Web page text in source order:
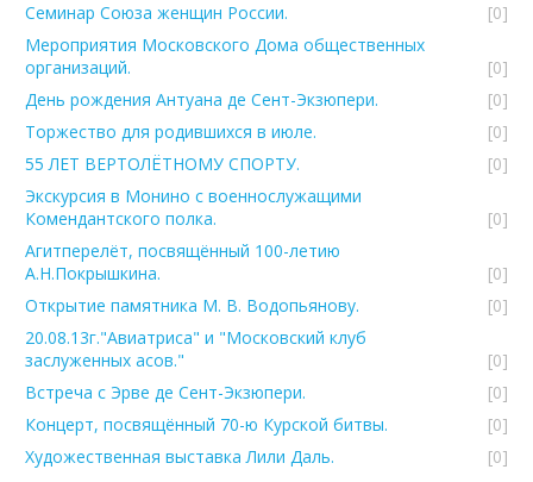
Семинар Союза женщин России.
[0]
Мероприятия Московского Дома общественных
организаций.
[0]
День рождения Антуана де Сент-Экзюпери.
[0]
Торжество для родившихся в июле.
[0]
55 ЛЕТ ВЕРТОЛЁТНОМУ СПОРТУ.
[0]
Экскурсия в Монино с военнослужащими
Комендантского полка.
[0]
Агитперелёт, посвящённый 100-летию
А.Н.Покрышкина.
[0]
Открытие памятника М. В. Водопьянову.
[0]
20.08.13г."Авиатриса" и "Московский клуб
заслуженных асов."
[0]
Встреча с Эрве де Сент-Экзюпери.
[0]
Концерт, посвящённый 70-ю Курской битвы.
[0]
Художественная выставка Лили Даль.
[0]